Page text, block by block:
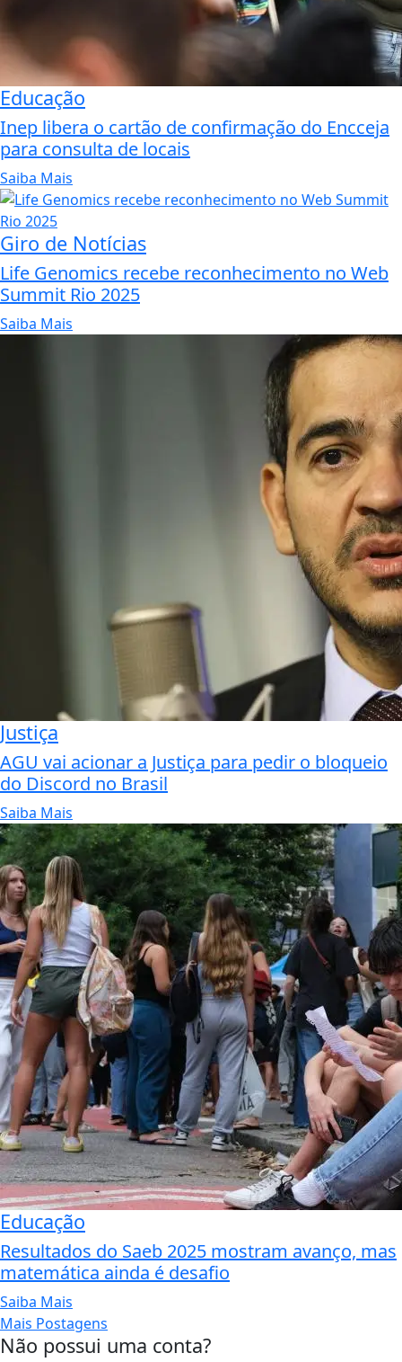
Educação
Inep libera o cartão de confirmação do Encceja
para consulta de locais
Saiba Mais
Giro de Notícias
Life Genomics recebe reconhecimento no Web
Summit Rio 2025
Saiba Mais
Justiça
AGU vai acionar a Justiça para pedir o bloqueio
do Discord no Brasil
Saiba Mais
Educação
Resultados do Saeb 2025 mostram avanço, mas
matemática ainda é desafio
Saiba Mais
Mais Postagens
Não possui uma conta?